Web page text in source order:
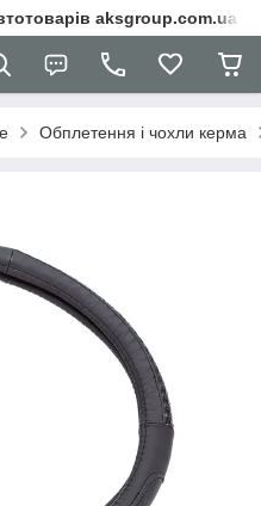
aksgroup.com.ua
Обплетення і чохли керма